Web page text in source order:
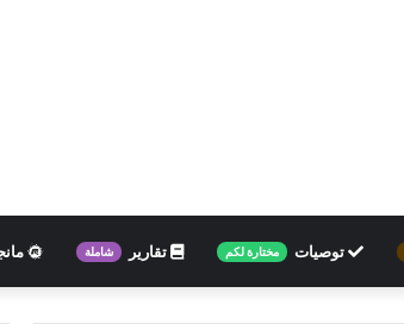
توصيات مختارة لكم تقارير شاملة